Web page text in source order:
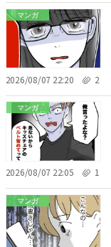
マンガ
2026/08/07 22:20 2
マンガ
2026/08/07 22:05 1
マンガ